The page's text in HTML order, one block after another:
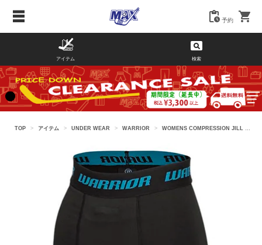
予約
アイテム 検索
TOP > アイテム > UNDER WEAR > WARRIOR > WOMENS COMPRESSION JILL SHORT